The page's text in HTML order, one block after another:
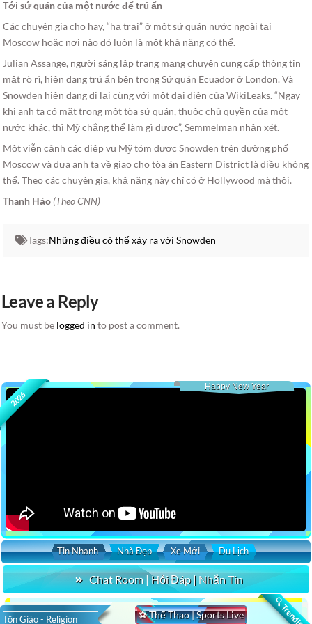
Tới sứ quán của một nước để trú ẩn
Các chuyên gia cho hay, “hạ trại” ở một sứ quán nước ngoài tại
Moscow hoặc nơi nào đó luôn là một khả năng có thể.
Julian Assange, người sáng lập trang mạng chuyên cung cấp thông tin
mật rò rỉ, hiện đang trú ẩn bên trong Sứ quán Ecuador ở London. Và
Snowden hiện đang đi lại cùng với một đại diện của WikiLeaks. “Ngay
khi anh ta có mặt trong một tòa sứ quán, thuộc chủ quyền của một
nước khác, thì Mỹ chẳng thể làm gì được”, Semmelman nhận xét.
Một viễn cảnh các điệp vụ Mỹ tóm được Snowden trên đường phố
Moscow và đưa anh ta về giao cho tòa án Eastern District là điều không
thể. Theo các chuyên gia, khả năng này chỉ có ở Hollywood mà thôi.
Thanh Hảo (Theo CNN)
Tags:Những điều có thể xảy ra với Snowden
Leave a Reply
You must be logged in to post a comment.
2026
Happy New Year
Tin Nhanh Nhà Đẹp Xe Mới Du Lịch
Chat Room | Hỏi Đáp | Nhắn Tin
🔍 Trending
⚽ Thể Thao | Sports Live
Tôn Giáo - Religion